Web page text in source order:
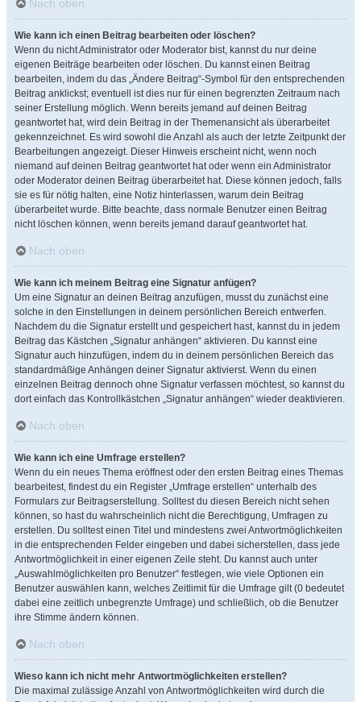
Nach oben
Wie kann ich einen Beitrag bearbeiten oder löschen?
Wenn du nicht Administrator oder Moderator bist, kannst du nur deine
eigenen Beiträge bearbeiten oder löschen. Du kannst einen Beitrag
bearbeiten, indem du das „Ändere Beitrag“-Symbol für den entsprechenden
Beitrag anklickst; eventuell ist dies nur für einen begrenzten Zeitraum nach
seiner Erstellung möglich. Wenn bereits jemand auf deinen Beitrag
geantwortet hat, wird dein Beitrag in der Themenansicht als überarbeitet
gekennzeichnet. Es wird sowohl die Anzahl als auch der letzte Zeitpunkt der
Bearbeitungen angezeigt. Dieser Hinweis erscheint nicht, wenn noch
niemand auf deinen Beitrag geantwortet hat oder wenn ein Administrator
oder Moderator deinen Beitrag überarbeitet hat. Diese können jedoch, falls
sie es für nötig halten, eine Notiz hinterlassen, warum dein Beitrag
überarbeitet wurde. Bitte beachte, dass normale Benutzer einen Beitrag
nicht löschen können, wenn bereits jemand darauf geantwortet hat.
Nach oben
Wie kann ich meinem Beitrag eine Signatur anfügen?
Um eine Signatur an deinen Beitrag anzufügen, musst du zunächst eine
solche in den Einstellungen in deinem persönlichen Bereich entwerfen.
Nachdem du die Signatur erstellt und gespeichert hast, kannst du in jedem
Beitrag das Kästchen „Signatur anhängen“ aktivieren. Du kannst eine
Signatur auch hinzufügen, indem du in deinem persönlichen Bereich das
standardmäßige Anhängen deiner Signatur aktivierst. Wenn du einen
einzelnen Beitrag dennoch ohne Signatur verfassen möchtest, so kannst du
dort einfach das Kontrollkästchen „Signatur anhängen“ wieder deaktivieren.
Nach oben
Wie kann ich eine Umfrage erstellen?
Wenn du ein neues Thema eröffnest oder den ersten Beitrag eines Themas
bearbeitest, findest du ein Register „Umfrage erstellen“ unterhalb des
Formulars zur Beitragserstellung. Solltest du diesen Bereich nicht sehen
können, so hast du wahrscheinlich nicht die Berechtigung, Umfragen zu
erstellen. Du solltest einen Titel und mindestens zwei Antwortmöglichkeiten
in die entsprechenden Felder eingeben und dabei sicherstellen, dass jede
Antwortmöglichkeit in einer eigenen Zeile steht. Du kannst auch unter
„Auswahlmöglichkeiten pro Benutzer“ festlegen, wie viele Optionen ein
Benutzer auswählen kann, welches Zeitlimit für die Umfrage gilt (0 bedeutet
dabei eine zeitlich unbegrenzte Umfrage) und schließlich, ob die Benutzer
ihre Stimme ändern können.
Nach oben
Wieso kann ich nicht mehr Antwortmöglichkeiten erstellen?
Die maximal zulässige Anzahl von Antwortmöglichkeiten wird durch die